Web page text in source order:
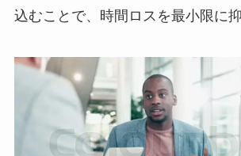
込むことで、時間ロスを最小限に